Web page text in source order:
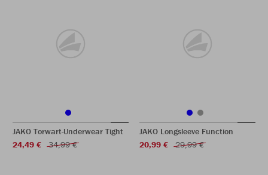
JAKO Torwart-Underwear Tight
24,49 €
34,99 €
JAKO Longsleeve Function
20,99 €
29,99 €